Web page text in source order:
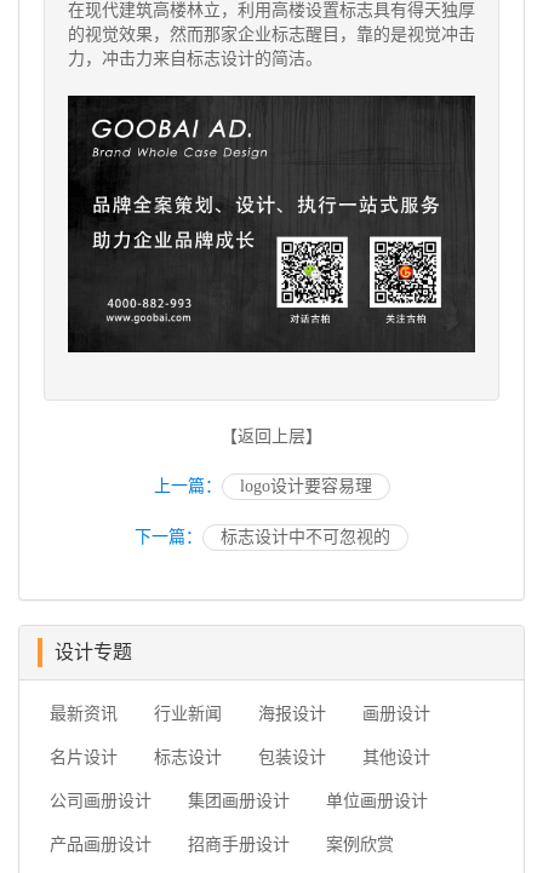
在现代建筑高楼林立，利用高楼设置标志具有得天独厚
的视觉效果，然而那家企业标志醒目，靠的是视觉冲击
力，冲击力来自 标志设计的简洁。
【返回上层】
上一篇： logo设计要容易理
下一篇： 标志设计中不可忽视的
设计专题
最新资讯 行业新闻 海报设计 画册设计
名片设计 标志设计 包装设计 其他设计
公司画册设计 集团画册设计 单位画册设计
产品画册设计 招商手册设计 案例欣赏